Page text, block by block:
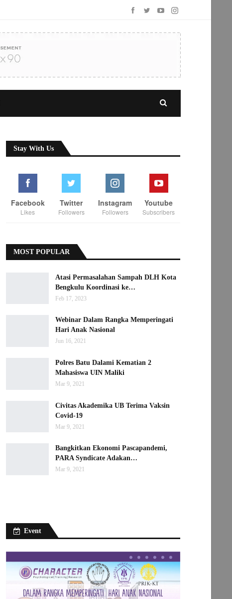
Stay With Us
Facebook
Likes
Twitter
Followers
Instagram
Followers
Youtube
Subscribers
MOST POPULAR
Atasi Permasalahan Sampah DLH Kota
Bengkulu Koordinasi ke…
Feb 17, 2023
Webinar Dalam Rangka Memperingati
Hari Anak Nasional
Jun 16, 2021
Polres Batu Dalami Kematian 2
Mahasiswa UIN Maliki
Mar 9, 2021
Civitas Akademika UB Terima Vaksin
Covid-19
Mar 9, 2021
Bangkitkan Ekonomi Pascapandemi,
PARA Syndicate Adakan…
Mar 9, 2021
Event